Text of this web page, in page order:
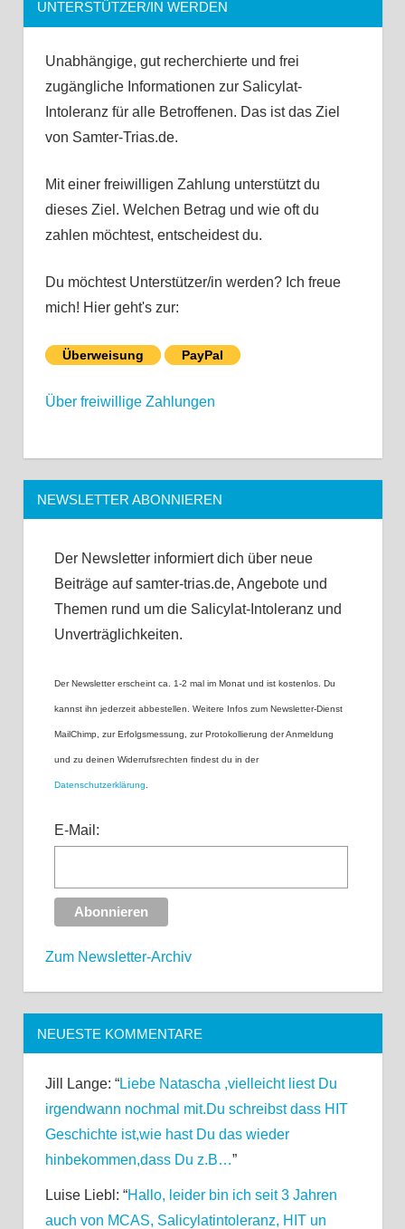
UNTERSTÜTZER/IN WERDEN
Unabhängige, gut recherchierte und frei
zugängliche Informationen zur Salicylat-
Intoleranz für alle Betroffenen. Das ist das Ziel
von Samter-Trias.de.
Mit einer freiwilligen Zahlung unterstützt du
dieses Ziel. Welchen Betrag und wie oft du
zahlen möchtest, entscheidest du.
Du möchtest Unterstützer/in werden? Ich freue
mich! Hier geht's zur:
Überweisung PayPal
Über freiwillige Zahlungen
NEWSLETTER ABONNIEREN
Der Newsletter informiert dich über neue
Beiträge auf samter-trias.de, Angebote und
Themen rund um die Salicylat-Intoleranz und
Unverträglichkeiten.
Der Newsletter erscheint ca. 1-2 mal im Monat und ist kostenlos. Du
kannst ihn jederzeit abbestellen. Weitere Infos zum Newsletter-Dienst
MailChimp, zur Erfolgsmessung, zur Protokollierung der Anmeldung
und zu deinen Widerrufsrechten findest du in der
Datenschutzerklärung
E-Mail:
Zum Newsletter-Archiv
NEUESTE KOMMENTARE
Jill Lange: “Liebe Natascha ,vielleicht liest Du
irgendwann nochmal mit.Du schreibst dass HIT
Geschichte ist,wie hast Du das wieder
hinbekommen,dass Du z.B…”
Luise Liebl : “Hallo, leider bin ich seit 3 Jahren
auch von MCAS, Salicylatintoleranz, HIT un